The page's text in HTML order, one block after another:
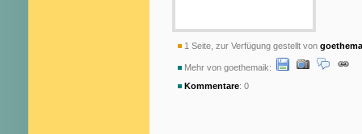
1 Seite, zur Verfügung gestellt von
Mehr von goethemaik:
Kommentare: 0